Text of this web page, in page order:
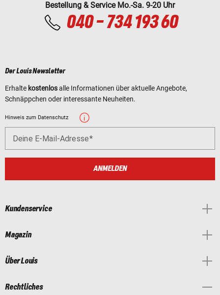
Bestellung & Service Mo.-Sa. 9-20 Uhr
040 - 734 193 60
Der Louis Newsletter
Erhalte kostenlosalle Informationen über aktuelle Angebote,
Schnäppchen oder interessante Neuheiten.
Hinweis zum Datenschutz
Deine E-Mail-Adresse
ANMELDEN
Kundenservice
Magazin
Über Louis
Rechtliches